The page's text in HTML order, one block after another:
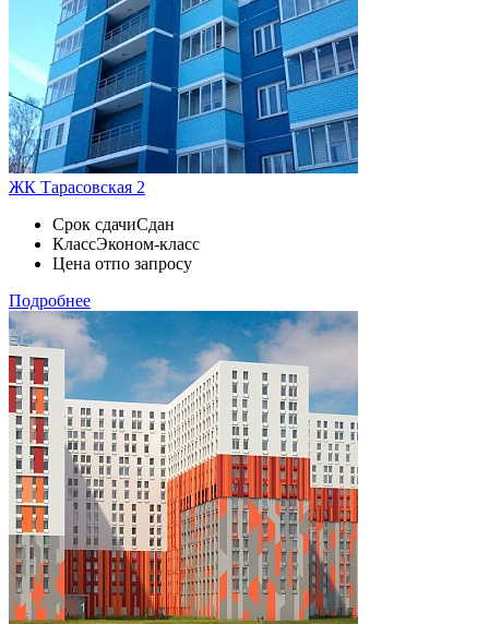
ЖК Тарасовская 2
Срок сдачиСдан
КлассЭконом-класс
Цена отпо запросу
Подробнее